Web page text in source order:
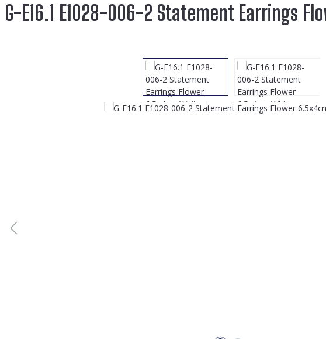
G-E16.1 E1028-006-2 Statement Earrings